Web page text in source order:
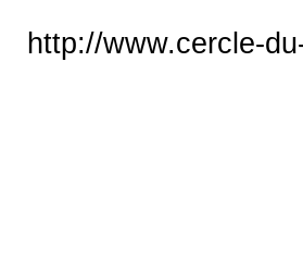
http://www.cercle-